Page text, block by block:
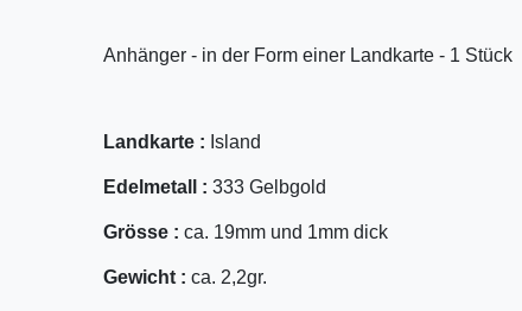
Anhänger - in der Form einer Landkarte - 1 Stück
Landkarte : Island
Edelmetall : 333 Gelbgold
Grösse : ca. 19mm und 1mm dick
Gewicht : ca. 2,2gr.